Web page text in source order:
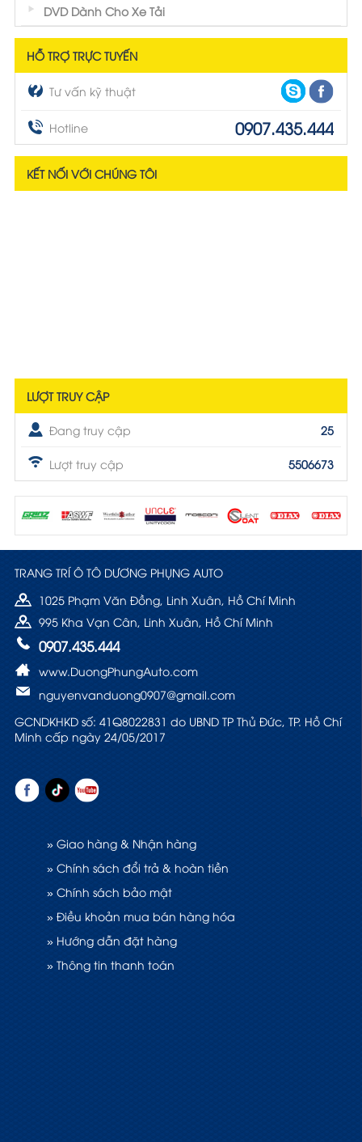
DVD Dành Cho Xe Tải
HỖ TRỢ TRỰC TUYẾN
Tư vấn kỹ thuật
Hotline 0907.435.444
KẾT NỐI VỚI CHÚNG TÔI
LƯỢT TRUY CẬP
Đang truy cập 25
Lượt truy cập 5506673
TRANG TRÍ Ô TÔ DƯƠNG PHỤNG AUTO
1025 Phạm Văn Đồng, Linh Xuân, Hồ Chí Minh
995 Kha Vạn Cân, Linh Xuân, Hồ Chí Minh
0907.435.444
www.DuongPhungAuto.com
nguyenvanduong0907@gmail.com
GCNDKHKD số: 41Q8022831 do UBND TP Thủ Đức, TP. Hồ Chí
Minh cấp ngày 24/05/2017
» Giao hàng & Nhận hàng
» Chính sách đổi trả & hoàn tiền
» Chính sách bảo mật
» Điều khoản mua bán hàng hóa
» Hướng dẫn đặt hàng
» Thông tin thanh toán